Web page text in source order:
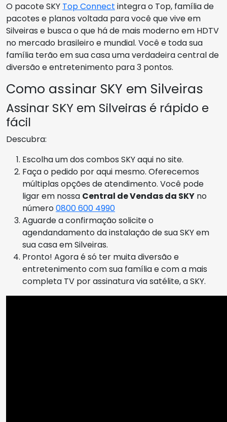
O pacote SKY Top Connect integra o Top, família de
pacotes e planos voltada para você que vive em
Silveiras e busca o que há de mais moderno em HDTV
no mercado brasileiro e mundial. Você e toda sua
família terão em sua casa uma verdadeira central de
diversão e entretenimento para 3 pontos.
Como assinar SKY em Silveiras
Assinar SKY em Silveiras é rápido e
fácil
Descubra:
Escolha um dos combos SKY aqui no site.
Faça o pedido por aqui mesmo. Oferecemos
múltiplas opções de atendimento. Você pode
ligar em nossa Central de Vendas da SKY no
número0800 600 4990
Aguarde a confirmação solicite o
agendandamento da instalação de sua SKY em
sua casa em Silveiras.
Pronto! Agora é só ter muita diversão e
entretenimento com sua família e com a mais
completa TV por assinatura via satélite, a SKY.